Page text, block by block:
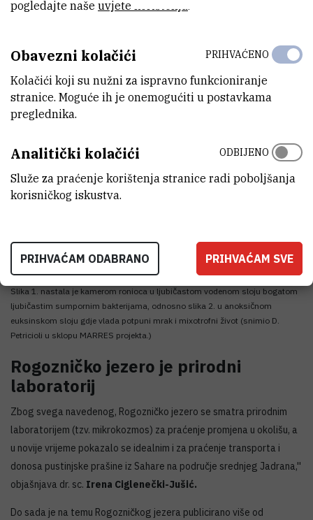
ljubičastih sumpornih bakterija obojen u ljubičasto, te pridneni sloj
dolazi do izmješavanja ovih slojeva s potpunim gubitkom kisika u
jezeru, što dovodi do drastičnih promjena kako u boji jezera tako i
funkcioniranju ovog ekosustava.
Slika 1. nastala je kamerom ronioca u ljubičastom vodenom sloju bogatom
ljubičastim sumpornim bakterijama, odnosno slika 2. u anoksičnom
euksinskom sloju gdje vlada potpuni mrak i mixotrofni život (snimio D.
Petricioli u sklopu MARRES projekta.)
Rogozničko jezero je prirodni
laboratorij
Zbog svega navedenog, Rogozničko jezero se smatra prirodnim
laboratorijem (tzv. mikrokozmos) za praćenje promjena u okolišu, a
u novije vrijeme pokazalo se idealnim i za praćenje transporta i
donosa pustinjske prašine iz Sahare na područje srednjeg Jadrana,''
objašnjava dr. sc. Irena Ciglenečki-Jušić.
Do sada je na temu Rogozničkog jezera publicirano više od
pogledajte naše uvjete korištenja
Obavezni kolačići
Kolačići koji su nužni za ispravno funkcioniranje
stranice. Moguće ih je onemogućiti u postavkama
preglednika.
PRIHVAĆENO
Analitički kolačići
Služe za praćenje korištenja stranice radi poboljšanja
korisničkog iskustva.
ODBIJENO
PRIHVAĆAM ODABRANO PRIHVAĆAM SVE